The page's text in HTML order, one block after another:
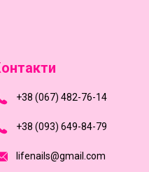
+38 (067) 482-76-14
+38 (093) 649-84-79
ifenai s@gmai com